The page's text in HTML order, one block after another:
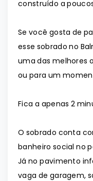
construído a
Se você gosta de
esse sobrado no
uma das melhores
ou para um
Fica a apenas 2
O sobrado conta
banheiro social no
Já no pavimento
vaga de garagem,